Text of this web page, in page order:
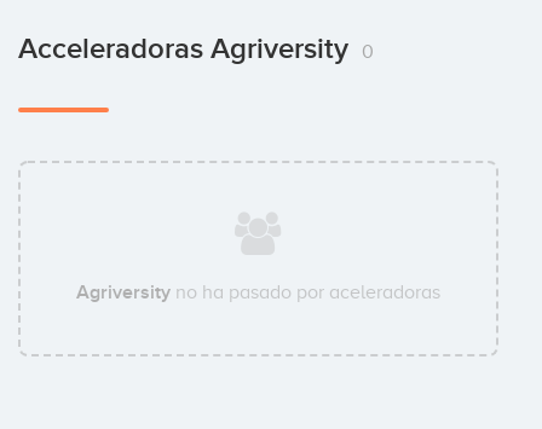
Acceleradoras Agriversity 0
Agriversity no ha pasado por aceleradoras